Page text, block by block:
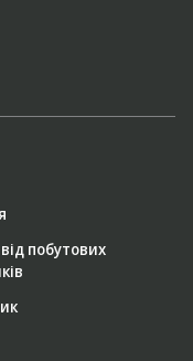
побутових